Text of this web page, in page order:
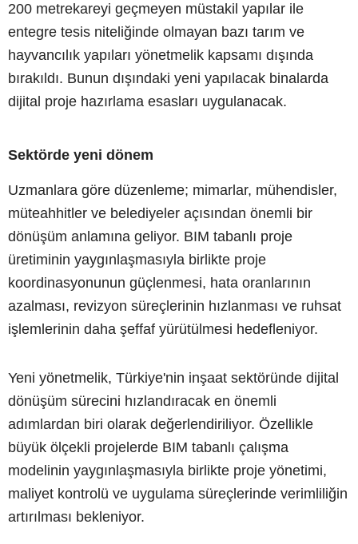
200 metrekareyi geçmeyen müstakil yapılar ile
entegre tesis niteliğinde olmayan bazı tarım ve
hayvancılık yapıları yönetmelik kapsamı dışında
bırakıldı. Bunun dışındaki yeni yapılacak binalarda
dijital proje hazırlama esasları uygulanacak.
Sektörde yeni dönem
Uzmanlara göre düzenleme; mimarlar, mühendisler,
müteahhitler ve belediyeler açısından önemli bir
dönüşüm anlamına geliyor. BIM tabanlı proje
üretiminin yaygınlaşmasıyla birlikte proje
koordinasyonunun güçlenmesi, hata oranlarının
azalması, revizyon süreçlerinin hızlanması ve ruhsat
işlemlerinin daha şeffaf yürütülmesi hedefleniyor.
Yeni yönetmelik, Türkiye'nin inşaat sektöründe dijital
dönüşüm sürecini hızlandıracak en önemli
adımlardan biri olarak değerlendiriliyor. Özellikle
büyük ölçekli projelerde BIM tabanlı çalışma
modelinin yaygınlaşmasıyla birlikte proje yönetimi,
maliyet kontrolü ve uygulama süreçlerinde verimliliğin
artırılması bekleniyor.